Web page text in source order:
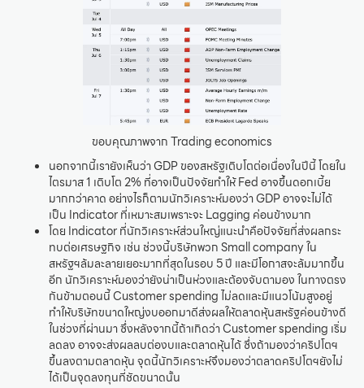
ขอบคุณภาพจาก Trading economics
นอกจากนี้เรายังเห็นว่า GDP ของสหรัฐเติบโตต่อเนื่องในปีนี้ โดยใน
ไตรมาส 1 เติบโต 2% ที่อาจเป็นปัจจัยทำให้ Fed อาจขึ้นดอกเบี้ย
มากกว่าคาด อย่างไรก็ตามนักวิเคราะห์มองว่า GDP อาจจะไม่ได้
เป็น Indicator ที่เหมาะสมเพราะจะ Lagging ค่อนข้างมาก
โดย Indicator ที่นักวิเคราะห์ส่วนใหญ่แนะนำคือปัจจัยที่ส่งผลกระ
ทบต่อเศรษฐกิจ เช่น ช่วงนี้บริษัทพวก Small company ใน
สหรัฐฯล้มละลายเยอะมากที่สุดในรอบ 5 ปี และมีโอกาสจะล้มมากขึ้น
อีก นักวิเคราะห์มองว่ายังน่าเป็นห่วงและต้องจับตามอง ในทางตรง
กันข้ามตอนนี้ Customer spending ไม่ลดและมีแนวโน้มสูงอยู่
ทำให้บริษัทขนาดใหญ่งบออกมาดีส่งผลให้ตลาดหุ้นสหรัฐค่อนข้างดี
ในช่วงที่ผ่านมา ซึ่งหลังจากนี้ถ้าเกิดว่า Customer spending เริ่ม
ลดลง อาจจะส่งผลลบต่องบและตลาดหุ้นได้ ซึ่งถ้ามองว่าคริปโตฯ
ขึ้นลงตามตลาดหุ้น จุดนี้นักวิเคราะห์จึงมองว่าตลาดคริปโตฯยังไม่
ได้เป็นจุดลงทุนที่ชัดขนาดนั้น